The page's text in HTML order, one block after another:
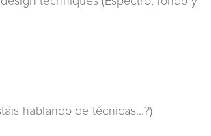
hablando de técnicas...?)